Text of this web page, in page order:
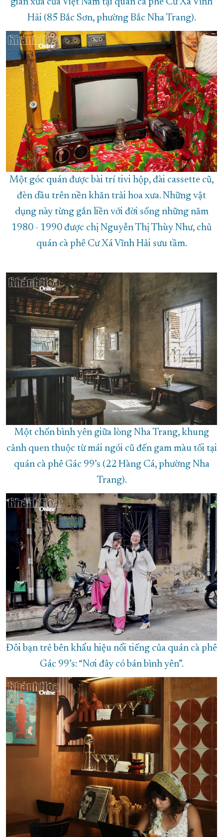
gian xưa của Việt Nam tại quán cà phê Cư Xá Vĩnh
Hải (85 Bắc Sơn, phường Bắc Nha Trang).
Một góc quán được bài trí tivi hộp, đài cassette cũ,
đèn dầu trên nền khăn trải hoa xưa. Những vật
dụng này từng gắn liền với đời sống những năm
1980 - 1990 được chị Nguyễn Thị Thùy Như, chủ
quán cà phê Cư Xá Vĩnh Hải sưu tầm.
Một chốn bình yên giữa lòng Nha Trang, khung
cảnh quen thuộc từ mái ngói cũ đến gam màu tối tại
quán cà phê Gác 99’s (22 Hàng Cá, phường Nha
Trang).
Đôi bạn trẻ bên khẩu hiệu nổi tiếng của quán cà phê
Gác 99’s: “Nơi đây có bán bình yên”.